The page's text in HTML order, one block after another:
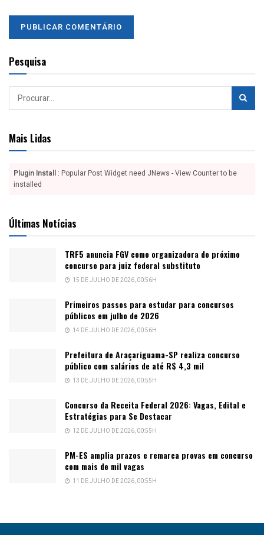
Pesquisa
Mais Lidas
Plugin Install : Popular Post Widget need JNews - View Counter to be
installed
Últimas Notícias
TRF5 anuncia FGV como organizadora do próximo
concurso para juiz federal substituto
15 DE JULHO DE 2026, 00:56H
Primeiros passos para estudar para concursos
públicos em julho de 2026
14 DE JULHO DE 2026, 00:56H
Prefeitura de Araçariguama-SP realiza concurso
público com salários de até R$ 4,3 mil
13 DE JULHO DE 2026, 00:55H
Concurso da Receita Federal 2026: Vagas, Edital e
Estratégias para Se Destacar
12 DE JULHO DE 2026, 00:55H
PM-ES amplia prazos e remarca provas em concurso
com mais de mil vagas
11 DE JULHO DE 2026, 00:55H